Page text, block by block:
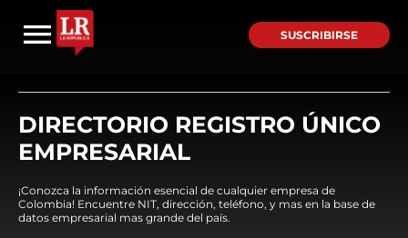
SUSCRIBIRSE
DIRECTORIO REGISTRO ÚNICO
EMPRESARIAL
¡Conozca la información esencial de cualquier empresa de
Colombia! Encuentre NIT, dirección, teléfono, y mas en la base de
datos empresarial mas grande del país.